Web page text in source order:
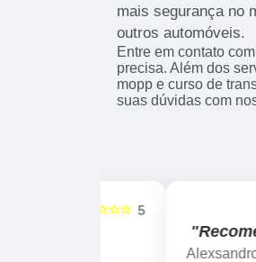
mais segurança no
outros automóveis.
Entre em contato
precisa. Além dos
mopp e curso de
suas dúvidas com
"Recomendo!!"
Alexsandro Sr